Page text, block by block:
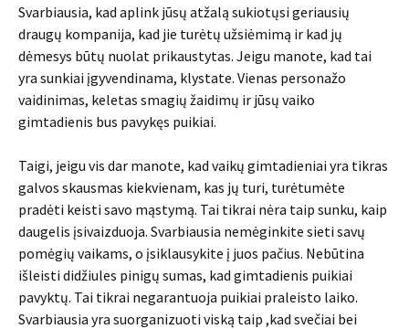
Svarbiausia, kad aplink jūsų atžalą sukiotųsi geriausių
draugų kompanija, kad jie turėtų užsiėmimą ir kad jų
dėmesys būtų nuolat prikaustytas. Jeigu manote, kad tai
yra sunkiai įgyvendinama, klystate. Vienas personažo
vaidinimas, keletas smagių žaidimų ir jūsų vaiko
gimtadienis bus pavykęs puikiai.
Taigi, jeigu vis dar manote, kad vaikų gimtadieniai yra tikras
galvos skausmas kiekvienam, kas jų turi, turėtumėte
pradėti keisti savo mąstymą. Tai tikrai nėra taip sunku, kaip
daugelis įsivaizduoja. Svarbiausia nemėginkite sieti savų
pomėgių vaikams, o įsiklausykite į juos pačius. Nebūtina
išleisti didžiules pinigų sumas, kad gimtadienis puikiai
pavyktų. Tai tikrai negarantuoja puikiai praleisto laiko.
Svarbiausia yra suorganizuoti viską taip ,kad svečiai bei